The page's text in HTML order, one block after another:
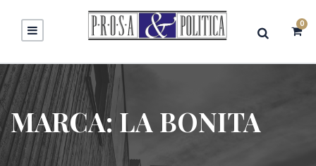
0
MARCA:LA BONITA